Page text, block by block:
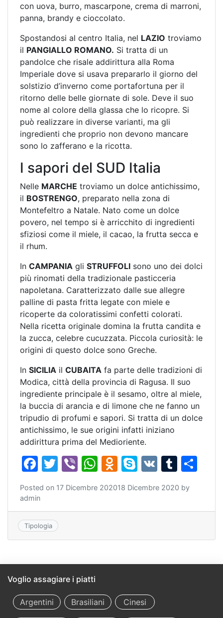
con uova, burro, mascarpone, crema di marroni,
panna, brandy e cioccolato.
Spostandosi al centro Italia, nel LAZIO troviamo
il PANGIALLO ROMANO. Si tratta di un
pandolce che risale addirittura alla Roma
Imperiale dove si usava prepararlo il giorno del
solstizio d’inverno come portafortuna per il
ritorno delle belle giornate di sole. Deve il suo
nome al colore della glassa che lo ricopre. Si
può realizzare in diverse varianti, ma gli
ingredienti che proprio non devono mancare
sono lo zafferano e la ricotta.
I sapori del SUD Italia
Nelle MARCHE troviamo un dolce antichissimo,
il BOSTRENGO, preparato nella zona di
Montefeltro a Natale. Nato come un dolce
povero, nel tempo si è arricchito di ingredienti
sfiziosi come il miele, il cacao, la frutta secca e
il rhum.
In CAMPANIA gli STRUFFOLI sono uno dei dolci
più rinomati della tradizionale pasticceria
napoletana. Caratterizzato dalle sue allegre
palline di pasta fritta legate con miele e
ricoperte da coloratissimi confetti colorati.
Nella ricetta originale domina la frutta candita e
la zucca, celebre cucuzzata. Piccola curiosità: le
origini di questo dolce sono Greche.
In SICILIA il CUBAITA fa parte delle tradizioni di
Modica, città della provincia di Ragusa. Il suo
ingrediente principale è il sesamo, oltre al miele,
la buccia di arancia e di limone che ne fanno un
tripudio di profumi e sapori. Si tratta di un dolce
antichissimo, le sue origini infatti iniziano
addirittura prima del Medioriente.
F
a
c
e
b
o
o
k
T
w
itt
er
Vi
b
er
W
h
at
s
p
p
O
d
n
o
a
s
ni
ki
S
y
p
V
K
T
u
m
bl di
di
Posted on 17 Dicembre 202018 Dicembre 2020 by
admin
Tipologia
Voglio assagiare i piatti
Argentini Brasiliani Cinesi